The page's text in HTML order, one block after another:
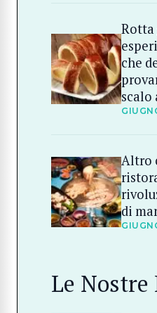
che
scalo
Altro
di
Le Nostre